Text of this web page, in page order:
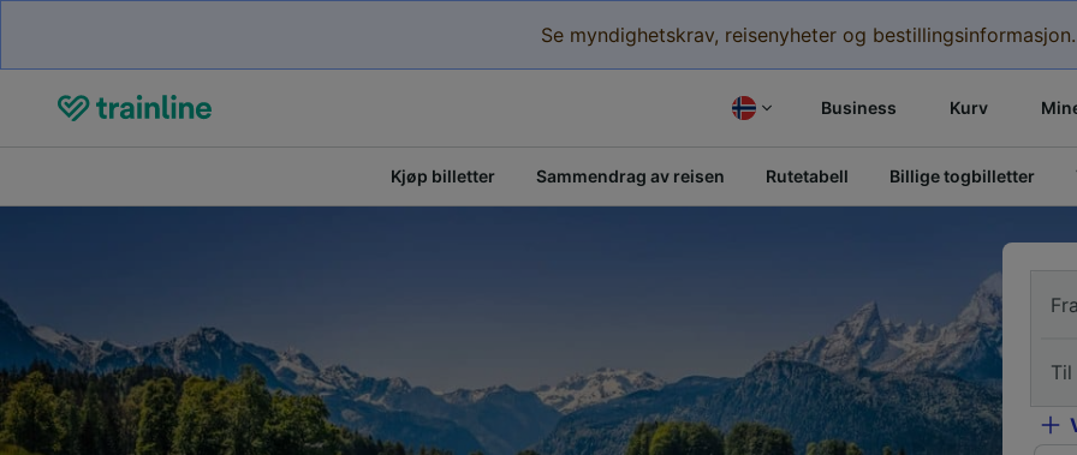
Se myndighetskrav, reisenyheter og bestillingsinformasjon.
Business Kurv
Kjøp billetter Sammendrag av reisen Rutetabell Billige togbilletter
Til